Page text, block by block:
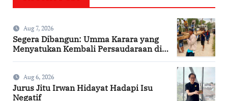
Aug 7, 2026
Segera Dibangun: Umma Karara yang
Menyatukan Kembali Persaudaraan di
Aug 6, 2026
Jurus Jitu Irwan Hidayat Hadapi Isu
Negatif